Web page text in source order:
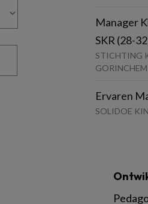
Manager
SKR (28-
STICHTING
GORINCHEM
Ervaren
SOLIDOE